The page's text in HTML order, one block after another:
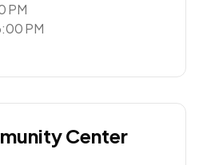
PM
PM
Center